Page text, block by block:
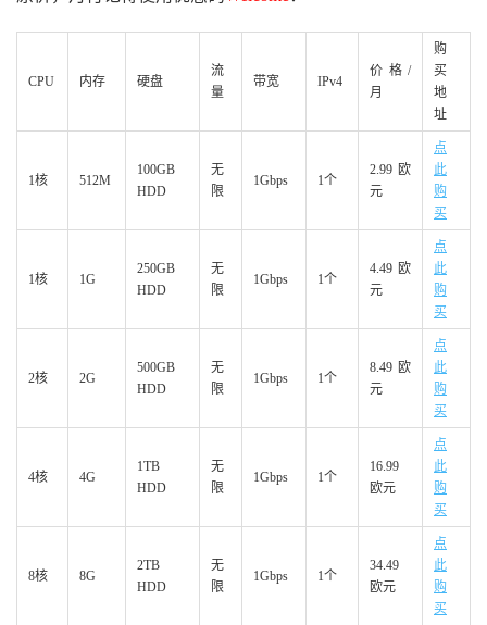
CPU 内存 硬盘
流
量
带宽 IPv4
价格/
月
购
买
地
址
1核 512M
100GB
HDD
无
限
1Gbps 1个
2.99欧
元
点
此
购
买
1核 1G
250GB
HDD
无
限
1Gbps 1个
4.49欧
元
点
此
购
买
2核 2G
500GB
HDD
无
限
1Gbps 1个
8.49欧
元
点
此
购
买
4核 4G
1TB
HDD
无
限
1Gbps 1个
16.99
欧元
点
此
购
买
8核 8G
2TB
HDD
无
限
1Gbps 1个
34.49
欧元
点
此
购
买